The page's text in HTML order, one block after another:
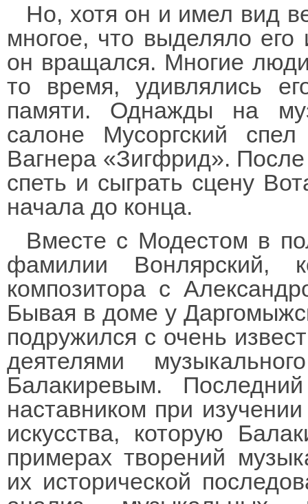
Но, хотя он и имел вид
многое, что выделяло
он вращался. Многие
то время, удивлялись
памяти. Однажды на
салоне Мусоргский
Вагнера «Зигфрид». После
спеть и сыграть сцену
начала до конца.
Вместе с Модестом в
фамилии Вонлярский,
композитора с
Бывая в доме у
подружился с очень
деятелями
Балакиревым.
наставником при
искусства, которую
примерах творений
их исторической